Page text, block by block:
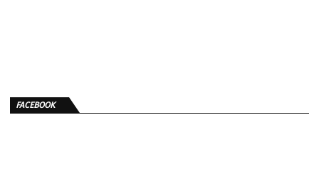
FACEBOOK